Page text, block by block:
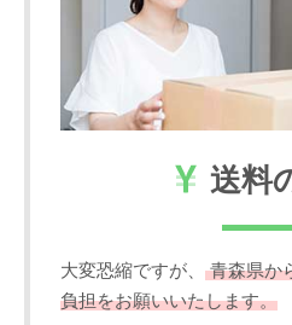
送料
大変恐縮ですが、 青森県か
負担をお願いいたします。